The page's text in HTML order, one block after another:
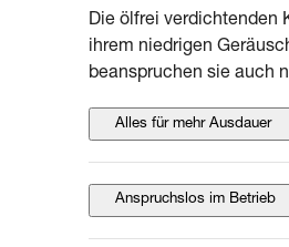
Die ölfrei verdichtenden
ihrem niedrigen
beanspruchen sie auch
Alles für mehr Ausdauer
Anspruchslos im Betrieb